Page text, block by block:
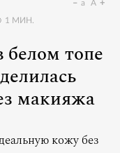
1 МИН.
a A
топе
макияжа
кожу без